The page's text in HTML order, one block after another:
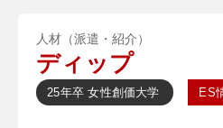
だと感じたため、自分も
案・販売したいと考えた
ビス業においても貴社で
人材（派遣・紹介）
ディップ
25年卒 女性創価大学 ES